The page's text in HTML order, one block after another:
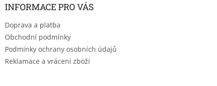
INFORMACE PRO VÁS
Doprava a platba
Obchodní podmínky
Podmínky ochrany osobních údajů
Reklamace a vrácení zboží